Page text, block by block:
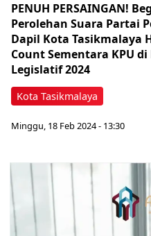
Kota Tasikmalaya
PENUH PERSAINGAN!
Perolehan Suara Partai
Dapil Kota Tasikmalaya
Count Sementara KPU
Legislatif 2024
Minggu, 18 Feb 2024 - 13:30